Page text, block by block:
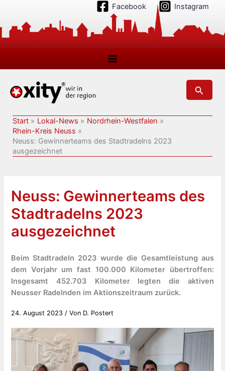
springen
Facebook Instagram
Suchen
Start Lokal-News
Nordrhein-Westfalen
Rhein-Kreis Neuss
Neuss: Gewinnerteams des Stadtradelns 2023
ausgezeichnet
Neuss: Gewinnerteams des
Stadtradelns 2023
ausgezeichnet
Beim Stadtradeln 2023 wurde die Gesamtleistung aus
dem Vorjahr um fast 100.000 Kilometer übertroffen:
Insgesamt 452.703 Kilometer legten die aktiven
Neusser Radelnden im Aktionszeitraum zurück.
24. August 2023 / Von D. Postert